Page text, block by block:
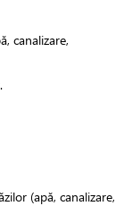
canalizare,
(apă, canalizare,